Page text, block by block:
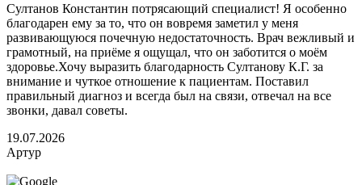
Султанов Константин потрясающий специалист! Я особенно
благодарен ему за то, что он вовремя заметил у меня
развивающуюся почечную недостаточность. Врач вежливый и
грамотный, на приёме я ощущал, что он заботится о моём
здоровье.Хочу выразить благодарность Султанову К.Г. за
внимание и чуткое отношение к пациентам. Поставил
правильный диагноз и всегда был на связи, отвечал на все
звонки, давал советы.
19.07.2026
Артур